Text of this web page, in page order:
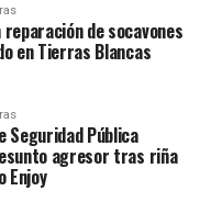
de socavones
en Tierras Blancas
Seguridad Pública
agresor tras riña
Enjoy